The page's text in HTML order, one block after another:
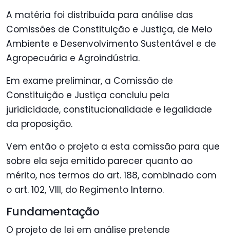
A matéria foi distribuída para análise das
Comissões de Constituição e Justiça, de Meio
Ambiente e Desenvolvimento Sustentável e de
Agropecuária e Agroindústria.
Em exame preliminar, a Comissão de
Constituição e Justiça concluiu pela
juridicidade, constitucionalidade e legalidade
da proposição.
Vem então o projeto a esta comissão para que
sobre ela seja emitido parecer quanto ao
mérito, nos termos do art. 188, combinado com
o art. 102, VIII, do Regimento Interno.
Fundamentação
O projeto de lei em análise pretende